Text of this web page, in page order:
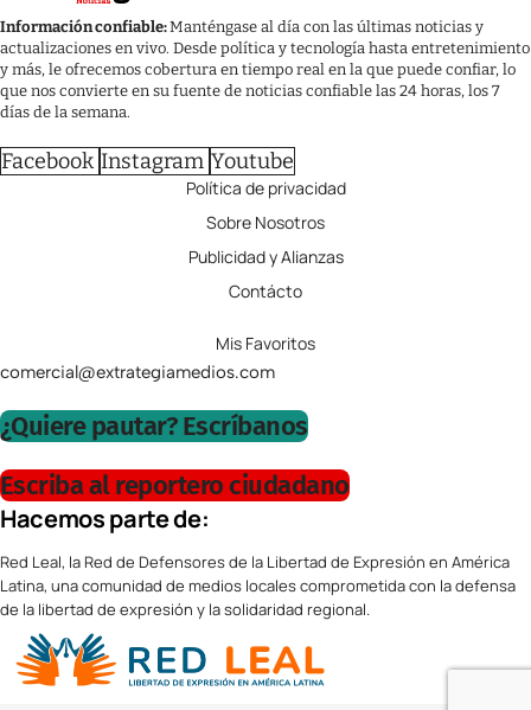
Información confiable:Manténgase al día con las últimas noticias y
actualizaciones en vivo. Desde política y tecnología hasta entretenimiento
y más, le ofrecemos cobertura en tiempo real en la que puede confiar, lo
que nos convierte en su fuente de noticias confiable las 24 horas, los 7
días de la semana.
Facebook Instagram Youtube
Política de privacidad
Sobre Nosotros
Publicidad y Alianzas
Contácto
Mis Favoritos
comercial@extrategiamedios.com
¿Quiere pautar? Escríbanos
Escriba al reportero ciudadano
Hacemos parte de:
Red Leal, la Red de Defensores de la Libertad de Expresión en América
Latina, una comunidad de medios locales comprometida con la defensa
de la libertad de expresión y la solidaridad regional.